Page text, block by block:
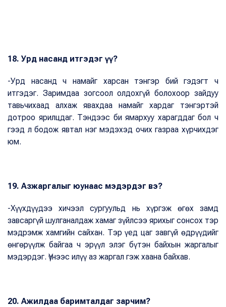
18. Урд насанд итгэдэг үү?
-Урд насанд ч намайг харсан тэнгэр бий гэдэгт ч
итгэдэг. Заримдаа зогсоол олдохгүй болохоор зайдуу
тавьчихаад алхаж явахдаа намайг хардаг тэнгэртэй
дотроо ярилцдаг. Тэндээс би ямархуу харагддаг бол ч
гээд л бодож явтал нэг мэдэхэд очих газраа хүрчихдэг
юм.
19. Азжаргалыг юунаас мэдэрдэг вэ?
-Хүүхдүүдээ хичээл сургуульд нь хүргэж өгөх замд
завсаргүй шулганалдаж хамаг зүйлсээ ярихыг сонсох тэр
мэдрэмж хамгийн сайхан. Тэр үед цаг завгүй өдрүүдийг
өнгөрүүлж байгаа ч эрүүл элэг бүтэн байхын жаргалыг
мэдэрдэг. Үүнээс илүү аз жаргал гэж хаана байхав.
20. Ажилдаа баримталдаг зарчим?